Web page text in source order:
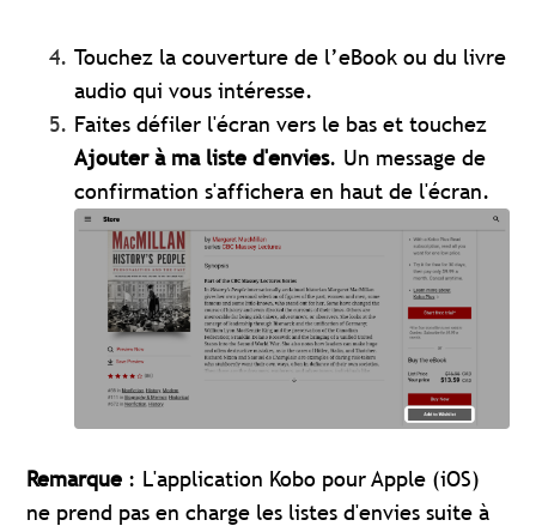
Touchez la couverture de l’eBook ou du livre
audio qui vous intéresse.
Faites défiler l'écran vers le bas et touchez
Ajouter à ma liste d'envies. Un message de
confirmation s'affichera en haut de l'écran.
Remarque : L'application Kobo pour Apple (iOS)
ne prend pas en charge les listes d'envies suite à